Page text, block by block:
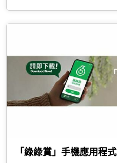
「綠綠賞」手機應用程式